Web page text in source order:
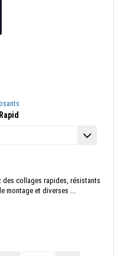
des collages rapides, résistants
montage et diverses ...